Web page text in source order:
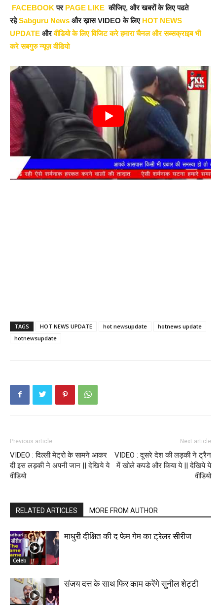
FACEBOOKपर PAGE LIKE कीजिए, और खबरों के लिए पढते
रहेSabguru News और ख़ास VIDEO के लिए HOT NEWS
UPDATE औरवीडियो के लिए विजिट करे हमारा चैनल और सब्सक्राइब भी
करे सबगुरु न्यूज़ वीडियो
TAGS HOT NEWS UPDATE hot newsupdate
hotnews update
hotnewsupdate
Previous article
VIDEO : दिल्ली मेट्रो के सामने आकर
दी इस लड़की ने अपनी जान || देखिये ये
वीडियो
Next article
VIDEO : दूसरे देश की लड़की ने ट्रैन
में खोले कपडे और किया ये || देखिये ये
वीडियो
RELATED ARTICLES MORE FROM AUTHOR
Celeb
माधुरी दीक्षित की द फेम गेम का ट्रेलर सीरीज
संजय दत्त के साथ फिर काम करेंगे सुनील शेट्टी